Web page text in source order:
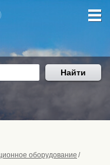
Найти
оборудование